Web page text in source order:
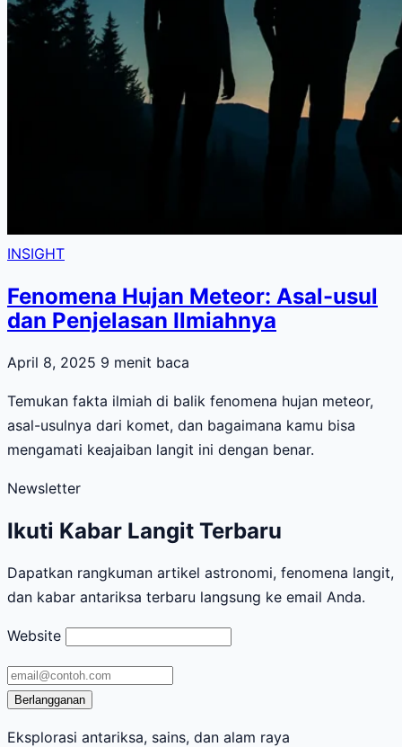
INSIGHT
Fenomena Hujan Meteor: Asal-usul
dan Penjelasan Ilmiahnya
April 8, 2025 9 menit baca
Temukan fakta ilmiah di balik fenomena hujan meteor,
asal-usulnya dari komet, dan bagaimana kamu bisa
mengamati keajaiban langit ini dengan benar.
Newsletter
Ikuti Kabar Langit Terbaru
Dapatkan rangkuman artikel astronomi, fenomena langit,
dan kabar antariksa terbaru langsung ke email Anda.
Website
Alamat
email
Berlangganan
Eksplorasi antariksa, sains, dan alam raya